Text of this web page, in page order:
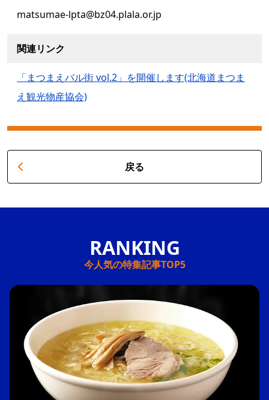
matsumae-lpta@bz04.plala.or.jp
関連リンク
「まつまえバル街 vol.2」を開催します(北海道まつま
え観光物産協会)
戻る
今人気の特集記事TOP5